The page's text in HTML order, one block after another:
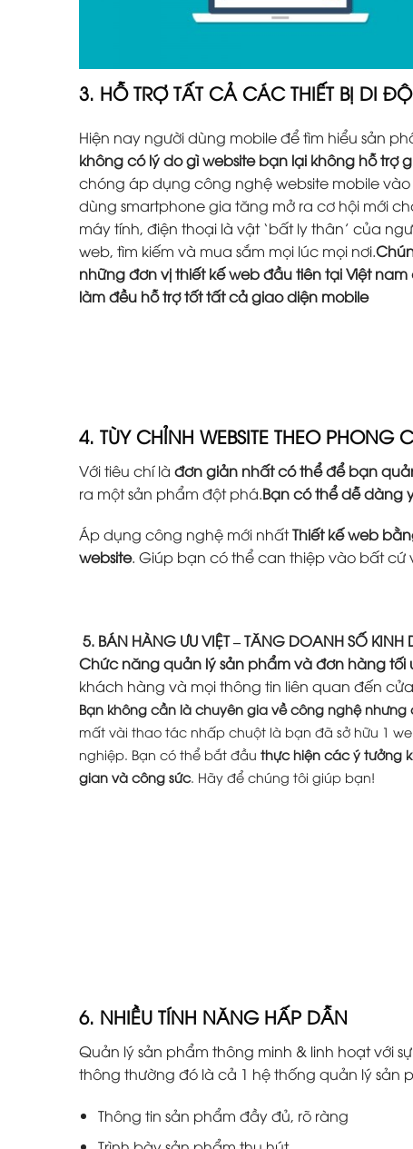
3. HỖ TRỢ TẤT CẢ CÁC THIẾT BỊ DI
Hiện nay người dùng mobile để tìm hiểu sản
không có lý do gì website bạn lại không hỗ trợ
chóng áp dụng công nghệ website mobile
dùng smartphone gia tăng mở ra cơ hội mới
máy tính, điện thoại là vật ‘bất ly thân’ của
web, tìm kiếm và mua sắm mọi lúc mọi nơi.
những đơn vị thiết kế web đầu tiên tại Việt
làm đều hỗ trợ tốt tất cả giao diện mobile
4. TÙY CHỈNH WEBSITE THEO PHONG
Với tiêu chí là đơn giản nhất có thể để bạn
ra một sản phẩm đột phá.Bạn có thể dễ dàng
Áp dụng công nghệ mới nhấtThiết kế web
website. Giúp bạn có thể can thiệp vào bất cứ
5. BÁN HÀNG ƯU VIỆT – TĂNG DOANH SỐ KINH
Chức năng quản lý sản phẩm và đơn hàng tối
khách hàng và mọi thông tin liên quan đến
Bạn không cần là chuyên gia về công nghệ
mất vài thao tác nhấp chuột là bạn đã sở hữu 1
nghiệp. Bạn có thể bắt đầu thực hiện các ý tưởng
gian và công sức. Hãy để chúng tôi giúp bạn!
6. NHIỀU TÍNH NĂNG HẤP DẪN
Quản lý sản phẩm thông minh & linh hoạt với
thông thường đó là cả 1 hệ thống quản lý sản
Thông tin sản phẩm đầy đủ, rõ ràng